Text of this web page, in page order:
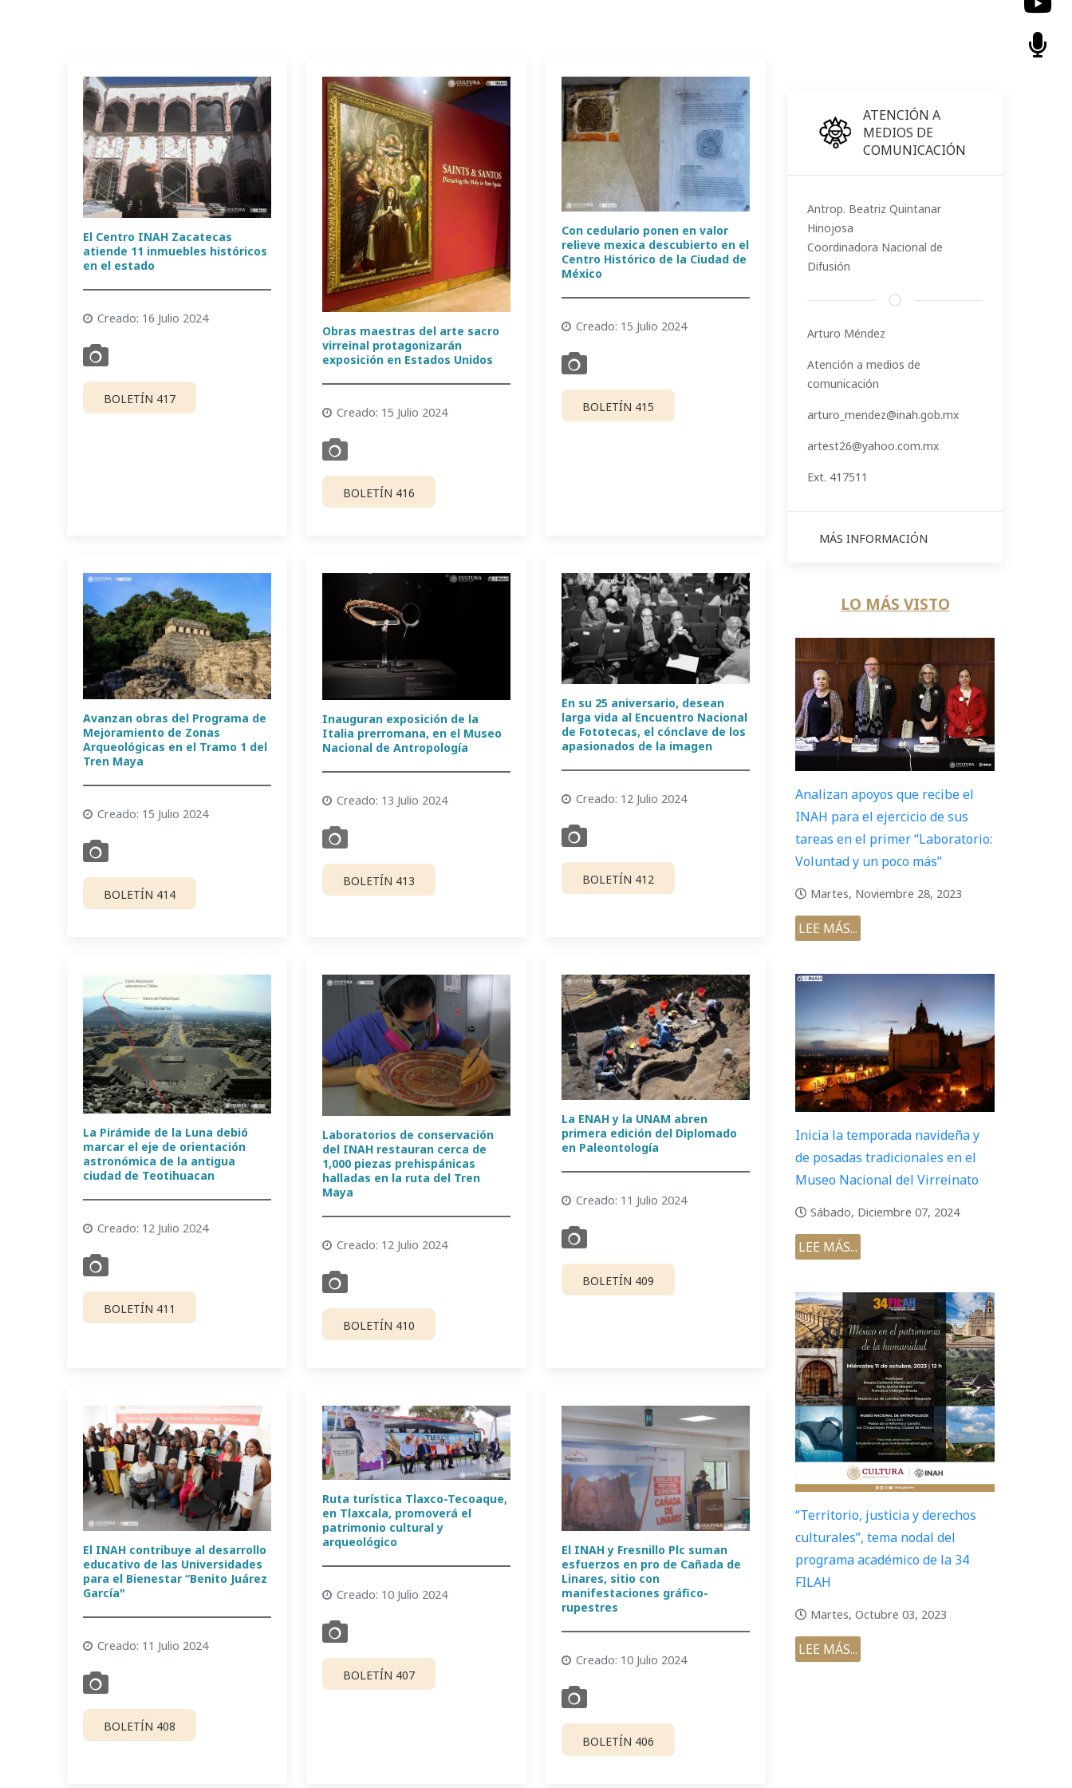
El Centro INAH Zacatecas
atiende 11 inmuebles históricos
en el estado
Creado: 16 Julio 2024
BOLETÍN 417
Obras maestras del arte sacro
virreinal protagonizarán
exposición en Estados Unidos
Creado: 15 Julio 2024
BOLETÍN 416
Con cedulario ponen en valor
relieve mexica descubierto en el
Centro Histórico de la Ciudad de
México
Creado: 15 Julio 2024
BOLETÍN 415
Avanzan obras del Programa de
Mejoramiento de Zonas
Arqueológicas en el Tramo 1 del
Tren Maya
Creado: 15 Julio 2024
BOLETÍN 414
Inauguran exposición de la
Italia prerromana, en el Museo
Nacional de Antropología
Creado: 13 Julio 2024
BOLETÍN 413
En su 25 aniversario, desean
larga vida al Encuentro Nacional
de Fototecas, el cónclave de los
apasionados de la imagen
Creado: 12 Julio 2024
BOLETÍN 412
La Pirámide de la Luna debió
marcar el eje de orientación
astronómica de la antigua
ciudad de Teotihuacan
Creado: 12 Julio 2024
BOLETÍN 411
Laboratorios de conservación
del INAH restauran cerca de
1,000 piezas prehispánicas
halladas en la ruta del Tren
Maya
Creado: 12 Julio 2024
BOLETÍN 410
La ENAH y la UNAM abren
primera edición del Diplomado
en Paleontología
Creado: 11 Julio 2024
BOLETÍN 409
El INAH contribuye al desarrollo
educativo de las Universidades
para el Bienestar “Benito Juárez
García"
Creado: 11 Julio 2024
BOLETÍN 408
Ruta turística Tlaxco-Tecoaque,
en Tlaxcala, promoverá el
patrimonio cultural y
arqueológico
Creado: 10 Julio 2024
BOLETÍN 407
El INAH y Fresnillo Plc suman
esfuerzos en pro de Cañada de
Linares, sitio con
manifestaciones gráfico-
rupestres
Creado: 10 Julio 2024
BOLETÍN 406
ATENCIÓN A
MEDIOS DE
COMUNICACIÓN
Antrop. Beatriz Quintanar
Hinojosa
Coordinadora Nacional de
Difusión
Arturo Méndez
Atención a medios de
comunicación
arturo_mendez@inah.gob.mx
artest26@yahoo.com.mx
Ext. 417511
MÁS INFORMACIÓN
LO MÁS VISTO
Analizan apoyos que recibe el
INAH para el ejercicio de sus
tareas en el primer “Laboratorio:
Voluntad y un poco más”
Martes, Noviembre 28, 2023
LEE MÁS...
Inicia la temporada navideña y
de posadas tradicionales en el
Museo Nacional del Virreinato
Sábado, Diciembre 07, 2024
LEE MÁS...
“Territorio, justicia y derechos
culturales”, tema nodal del
programa académico de la 34
FILAH
Martes, Octubre 03, 2023
LEE MÁS...